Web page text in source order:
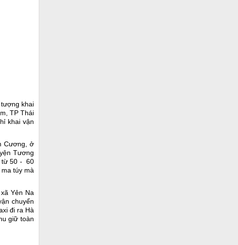
khai
TP Thái
khai vận
Cương, ở
Tương
từ 50 - 60
túy mà
Yên Na
chuyển
đi ra Hà
giữ toàn